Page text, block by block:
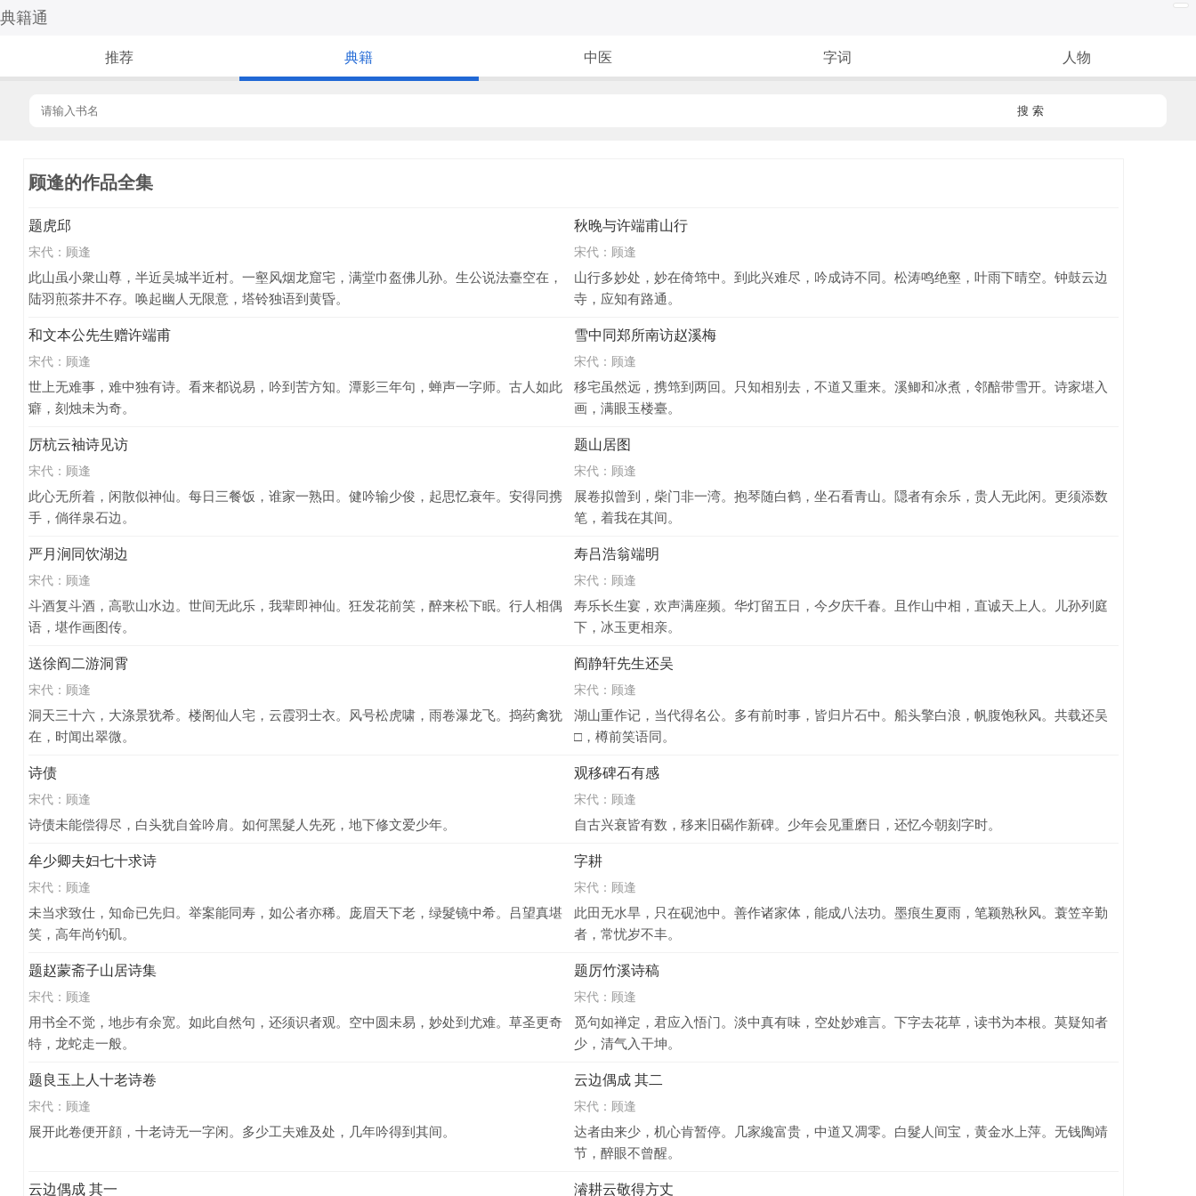
典籍通
推荐 典籍 中医 字词 人物
搜 索
顾逢的作品全集
题虎邱
宋代： 顾逢
此山虽小衆山尊，半近吴城半近村。一壑风烟龙窟宅，满堂巾盔佛儿孙。生公说法臺空在，
陆羽煎茶井不存。唤起幽人无限意，塔铃独语到黄昏。
秋晚与许端甫山行
宋代： 顾逢
山行多妙处，妙在倚筇中。到此兴难尽，吟成诗不同。松涛鸣绝壑，叶雨下晴空。钟鼓云边
寺，应知有路通。
和文本公先生赠许端甫
宋代： 顾逢
世上无难事，难中独有诗。看来都说易，吟到苦方知。潭影三年句，蝉声一字师。古人如此
癖，刻烛未为奇。
雪中同郑所南访赵溪梅
宋代： 顾逢
移宅虽然远，携筇到两回。只知相别去，不道又重来。溪鲫和冰煮，邻醅带雪开。诗家堪入
画，满眼玉楼臺。
厉杭云袖诗见访
宋代： 顾逢
此心无所着，闲散似神仙。每日三餐饭，谁家一熟田。健吟输少俊，起思忆衰年。安得同携
手，倘徉泉石边。
题山居图
宋代： 顾逢
展卷拟曾到，柴门非一湾。抱琴随白鹤，坐石看青山。隠者有余乐，贵人无此闲。更须添数
笔，着我在其间。
严月涧同饮湖边
宋代： 顾逢
斗酒复斗酒，高歌山水边。世间无此乐，我辈即神仙。狂发花前笑，醉来松下眠。行人相偶
语，堪作画图传。
寿吕浩翁端明
宋代： 顾逢
寿乐长生宴，欢声满座频。华灯留五日，今夕庆千春。且作山中相，直诚天上人。儿孙列庭
下，冰玉更相亲。
送徐阎二游洞霄
宋代： 顾逢
洞天三十六，大涤景犹希。楼阁仙人宅，云霞羽士衣。风号松虎啸，雨卷瀑龙飞。捣药禽犹
在，时闻出翠微。
阎静轩先生还吴
宋代： 顾逢
湖山重作记，当代得名公。多有前时事，皆归片石中。船头擎白浪，帆腹饱秋风。共载还吴
□，樽前笑语同。
诗债
宋代： 顾逢
诗债未能偿得尽，白头犹自耸吟肩。如何黑髮人先死，地下修文爱少年。
观移碑石有感
宋代： 顾逢
自古兴衰皆有数，移来旧碣作新碑。少年会见重磨日，还忆今朝刻字时。
牟少卿夫妇七十求诗
宋代： 顾逢
未当求致仕，知命已先归。举案能同寿，如公者亦稀。庞眉天下老，绿髮镜中希。吕望真堪
笑，高年尚钓矶。
字耕
宋代： 顾逢
此田无水旱，只在砚池中。善作诸家体，能成八法功。墨痕生夏雨，笔颖熟秋风。蓑笠辛勤
者，常忧岁不丰。
题赵蒙斋子山居诗集
宋代： 顾逢
用书全不觉，地步有余宽。如此自然句，还须识者观。空中圆未易，妙处到尤难。草圣更奇
特，龙蛇走一般。
题厉竹溪诗稿
宋代： 顾逢
觅句如禅定，君应入悟门。淡中真有味，空处妙难言。下字去花草，读书为本根。莫疑知者
少，清气入干坤。
题良玉上人十老诗卷
宋代： 顾逢
展开此卷便开顔，十老诗无一字闲。多少工夫难及处，几年吟得到其间。
云边偶成 其二
宋代： 顾逢
达者由来少，机心肯暂停。几家纔富贵，中道又凋零。白髮人间宝，黄金水上萍。无钱陶靖
节，醉眼不曾醒。
云边偶成 其一 濬耕云敬得方丈